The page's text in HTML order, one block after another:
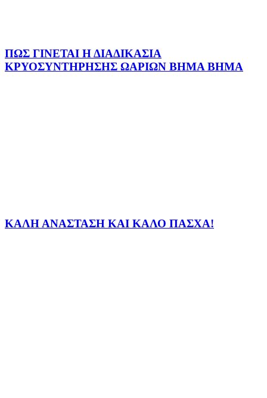
ΠΩΣ ΓΙΝΕΤΑΙ Η ΔΙΑΔΙΚΑΣΙΑ
ΚΡΥΟΣΥΝΤΗΡΗΣΗΣ ΩΑΡΙΩΝ ΒΗΜΑ ΒΗΜΑ
ΚΑΛΗ ΑΝΑΣΤΑΣΗ ΚΑΙ ΚΑΛΟ ΠΑΣΧΑ!